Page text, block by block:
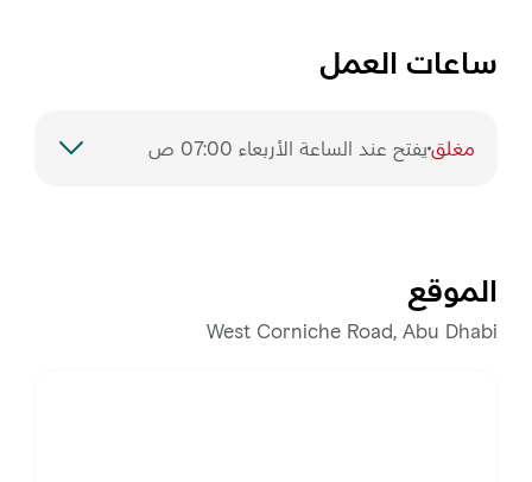
ساعات العمل
مغلقيفتح عند الساعة الأربعاء 07:00 ص
الاثنين
الموقع
West Corniche Road, Abu Dhabi